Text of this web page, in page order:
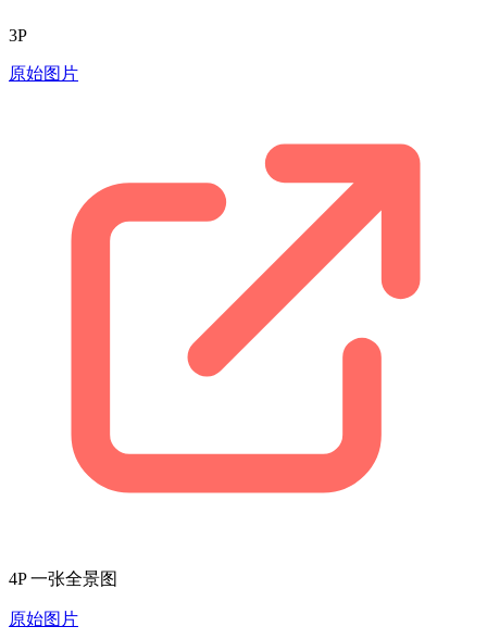
3P
原始图片
4P 一张全景图
原始图片